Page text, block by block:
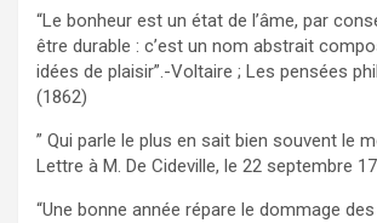
“Le bonheur est un état de l’âme, par
être durable : c’est un nom abstrait
idées de plaisir”.-Voltaire ; Les pensées
(1862)
” Qui parle le plus en sait bien souvent le
Lettre à M. De Cideville, le 22 septembre
“Une bonne année répare le dommage